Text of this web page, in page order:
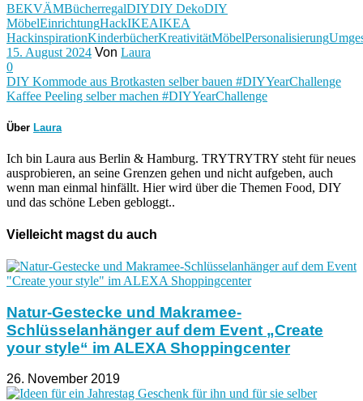
BEKVÄMBücherregalDIYDIY DekoDIY
MöbelEinrichtungHackIKEAIKEA
HackinspirationKinderbücherKreativitätMöbelPersonalisierung
15. August 2024 Von Laura
0
DIY Kommode aus Brotkasten selber bauen #DIYYearChallenge
Kaffee Peeling selber machen #DIYYearChallenge
Über Laura
Ich bin Laura aus Berlin & Hamburg. TRYTRYTRY steht für neues
ausprobieren, an seine Grenzen gehen und nicht aufgeben, auch
wenn man einmal hinfällt. Hier wird über die Themen Food, DIY
und das schöne Leben gebloggt..
Vielleicht magst du auch
Natur-Gestecke und Makramee-
Schlüsselanhänger auf dem Event „Create
your style“ im ALEXA Shoppingcenter
26. November 2019